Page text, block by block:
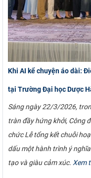
Khi AI kể chuyện áo dài:
tại Trường Đại học Dược
Sáng ngày 22/3/2026,
tràn đầy hứng khởi, Công
chức Lễ tổng kết chuỗi
dấu một hành trình ý
tạo và giàu cảm xúc.Xem